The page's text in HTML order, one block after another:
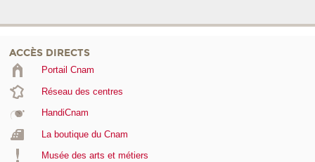
ACCÈS DIRECTS
Portail Cnam
Réseau des centres
HandiCnam
La boutique du Cnam
Musée des arts et métiers